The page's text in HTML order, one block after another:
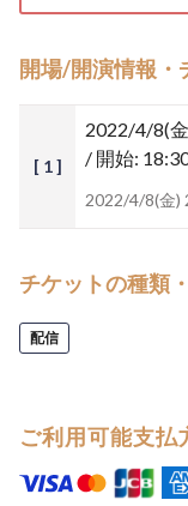
開場/開演情報・
[ 1 ]
2022/4/8(
/ 開始:
2022/4/8(金)
チケットの種類
配信
ご利用可能支払